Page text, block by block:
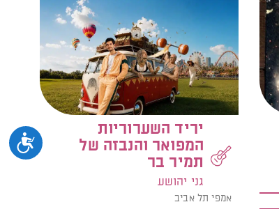
יריד השערוריות
המפואר והנבזה של
תמיר בר
גני יהושע
אמפי תל אביב